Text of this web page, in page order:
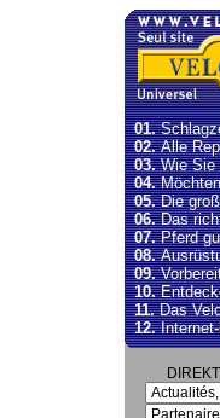
01.
02.Alle
03.Wie
04.
05.Die
06.Das
07.Pferd
08.
09.
10.
11.Das
12.